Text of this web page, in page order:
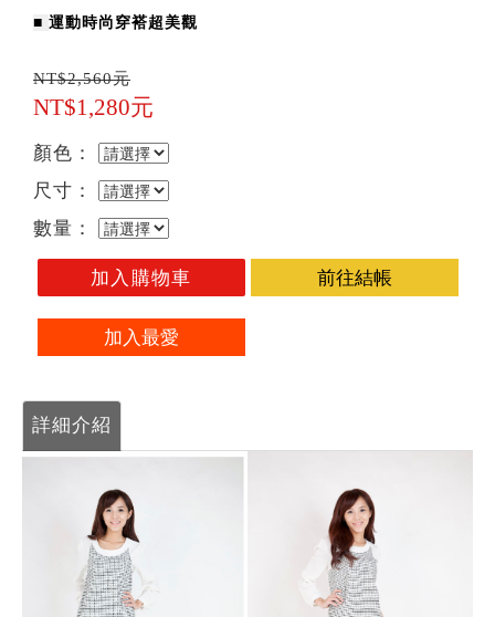
■ 運動時尚穿褡超美觀
NT$2,560元
NT$1,280元
顏色：
尺寸：
數量：
加入購物車 前往結帳
加入最愛
詳細介紹